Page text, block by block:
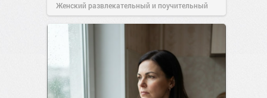
Женский развлекательный и поучительный
сайт.23:4206 авг 2026